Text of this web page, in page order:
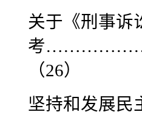
关于《刑事诉
考
（26）
坚持和发展民